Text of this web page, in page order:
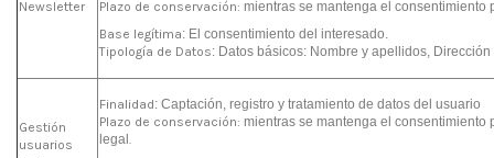
Newsletter
Plazo de conservación: mientras se mantenga el consentimiento
Base legítima: El consentimiento del interesado.
Tipología de Datos: Datos básicos: Nombre y apellidos,
Gestión
usuarios
Finalidad: Captación, registro y tratamiento de datos del usuario
Plazo de conservación: mientras se mantenga el consentimiento
legal .